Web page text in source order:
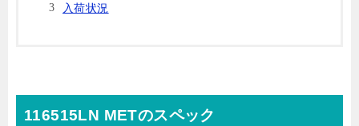
入荷状況
116515LN METのスペック